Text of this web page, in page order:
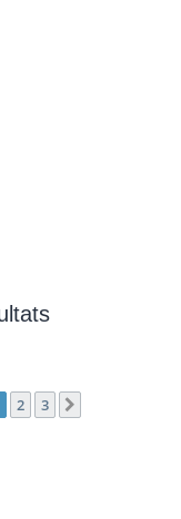
2 3